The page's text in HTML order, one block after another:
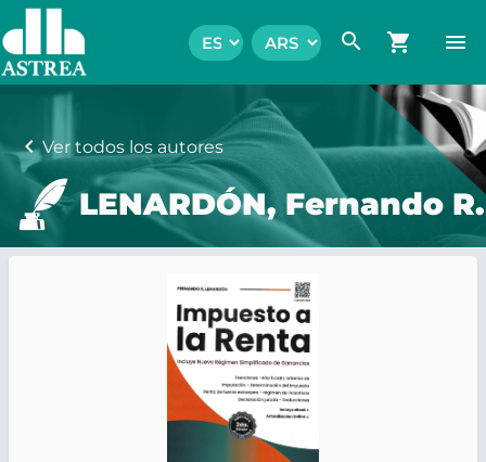
search shopping_cart menu
chevron_leftVer todos los autores
LENARDÓN, Fernando R.